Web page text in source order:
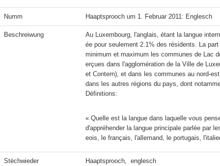
Numm Haaptsprooch um 1. Februar 2011: Englesch
Beschreiwung
Au Luxembourg, l'anglais, étant la langue
ée pour seulement 2.1% des résidents. La
minimum et maximum les communes de Lac
erçues dans l'agglomération de la Ville de
et Contern), et dans les communes au nord-
Définitions:
« Quelle est la langue dans laquelle vous
d'appréhender la langue principale parlée par
eois, le français, l'allemand, le portugais,
Stëchwieder Haaptsprooch,  englesch